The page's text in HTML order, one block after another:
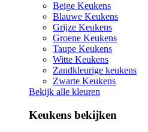
Beige Keukens
Blauwe Keukens
Grijze Keukens
Groene Keukens
Taupe Keukens
Witte Keukens
Zandkleurige keukens
Zwarte Keukens
Bekijk alle kleuren
Keukens bekijken